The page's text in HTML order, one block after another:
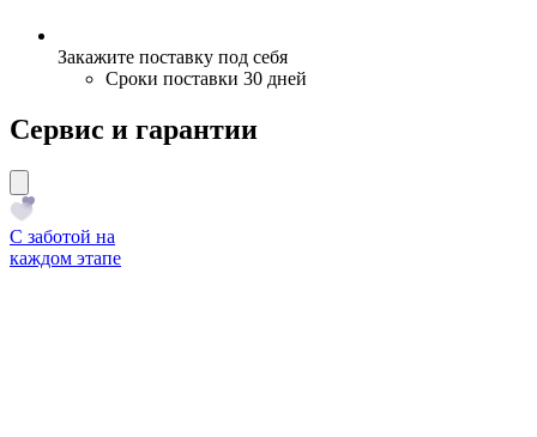
Закажите поставку под себя
Сроки поставки 30 дней
Сервис и гарантии
С заботой на
каждом этапе